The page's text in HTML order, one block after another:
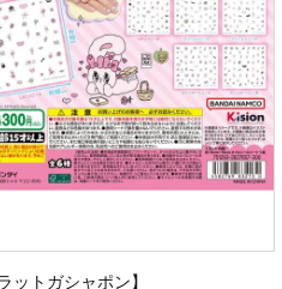
ットガシャポン】